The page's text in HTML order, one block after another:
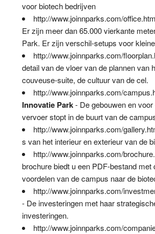
voor biotech bedrijven
http://www.joinnparks.com/
Er zijn meer dan 65.000 vierkante
Park. Er zijn verschil-setups voor
http://www.joinnparks.com/
detail van de vloer van de plannen van
couveuse-suite, de cultuur van de cel.
http://www.joinnparks.com/
Innovatie Park- De gebouwen en
vervoer stopt in de buurt van de
http://www.joinnparks.com/
s van het interieur en exterieur van de
http://www.joinnparks.com/
brochure biedt u een PDF-bestand
voordelen van de campus naar de
http://www.joinnparks.com/
- De investeringen met haar
investeringen.
http://www.joinnparks.com/